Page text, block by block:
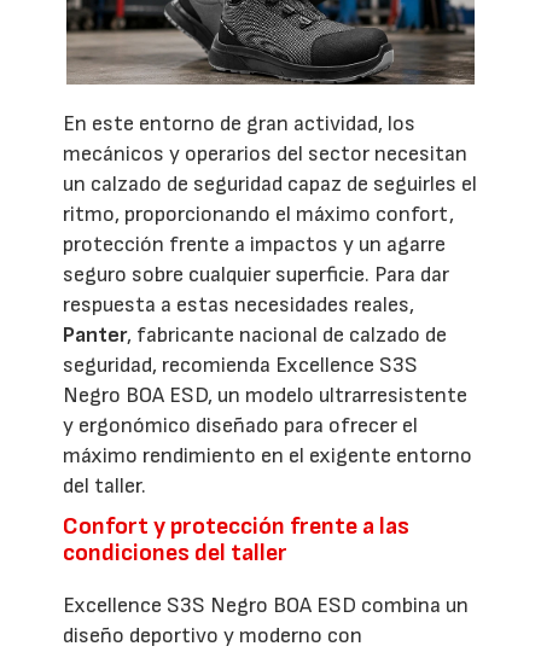
En este entorno de gran actividad, los
mecánicos y operarios del sector necesitan
un calzado de seguridad capaz de seguirles el
ritmo, proporcionando el máximo confort,
protección frente a impactos y un agarre
seguro sobre cualquier superficie. Para dar
respuesta a estas necesidades reales,
Panter, fabricante nacional de calzado de
seguridad, recomienda Excellence S3S
Negro BOA ESD, un modelo ultrarresistente
y ergonómico diseñado para ofrecer el
máximo rendimiento en el exigente entorno
del taller.
Confort y protección frente a las
condiciones del taller
Excellence S3S Negro BOA ESD combina un
diseño deportivo y moderno con